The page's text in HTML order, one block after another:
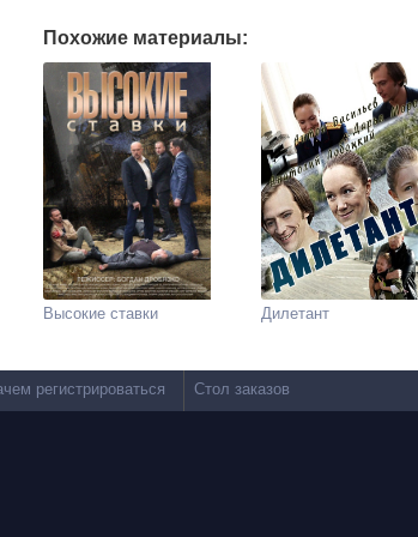
Похожие материалы:
Дилетант
Высокие ставки
регистрироваться Стол заказов